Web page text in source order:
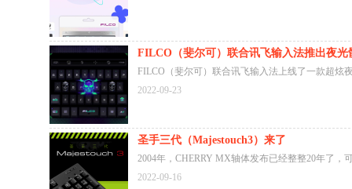
FILCO（斐尔可）联合讯飞输入法推出夜光
皮肤
FILCO（斐尔可）联合讯飞输入法上线了一款超炫
肤，斐尔可粉丝专属1分钱限时兑换活动正在进行
钱兑换活动仅支持安卓平台）
2022-09-23
圣手三代（Majestouch3）来了
2004年，CHERRY MX轴体发布已经整整20年了，
实，评价也越来越高，但在世界范围内，采用
2022-09-16